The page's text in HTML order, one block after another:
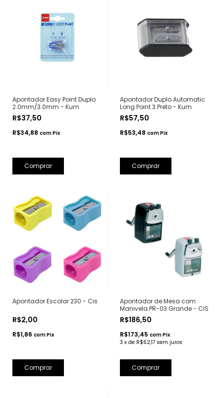
Apontador Easy Point Duplo
2.0mm/3.0mm - Kum
R$37,50
R$34,88 comPix
Apontador Duplo Automatic
Long Point 3 Preto - Kum
R$57,50
R$53,48 comPix
Apontador Escolar 230 - Cis
R$2,00
R$1,86 comPix
Comprar
Apontador de Mesa com
Manivela PR-03 Grande - CIS
R$186,50
R$173,45 comPix
3 x de R$62,17 sem juros
Comprar